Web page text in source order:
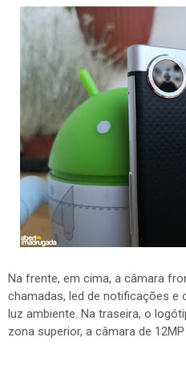
Na frente, em cima, a câmara
chamadas, led de notificações e
luz ambiente. Na traseira, o
zona superior, a câmara de